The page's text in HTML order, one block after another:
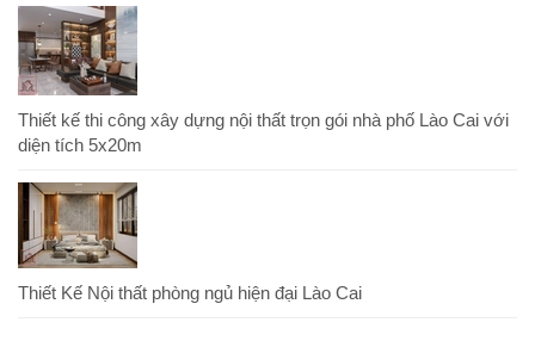
Thiết kế thi công xây dựng nội thất trọn gói nhà phố Lào Cai với
diện tích 5x20m
Thiết Kế Nội thất phòng ngủ hiện đại Lào Cai